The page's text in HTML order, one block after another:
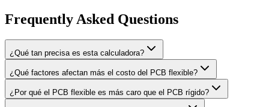
Frequently Asked Questions
¿Qué tan precisa es esta calculadora?
¿Qué factores afectan más el costo del PCB flexible?
¿Por qué el PCB flexible es más caro que el PCB rígido?